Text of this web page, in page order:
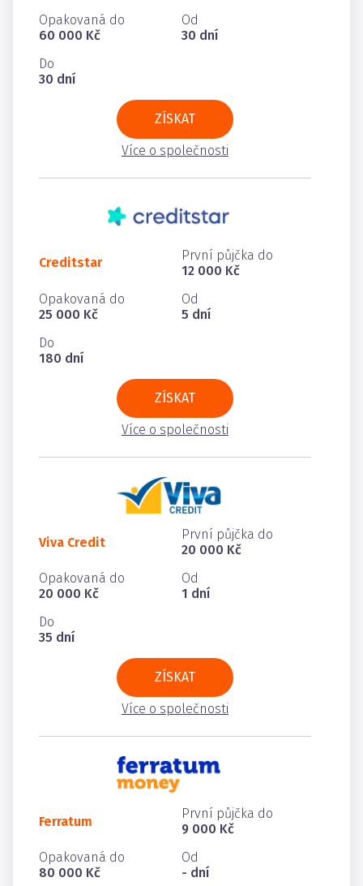
Opakovaná do
60 000 Kč
Od
30 dní
Do
30 dní
ZÍSKAT
Více o společnosti
Creditstar
První půjčka do
12 000 Kč
Opakovaná do
25 000 Kč
Od
5 dní
Do
180 dní
ZÍSKAT
Více o společnosti
Viva Credit
První půjčka do
20 000 Kč
Opakovaná do
20 000 Kč
Od
1 dní
Do
35 dní
ZÍSKAT
Více o společnosti
Ferratum
První půjčka do
9 000 Kč
Opakovaná do
80 000 Kč
Od
- dní